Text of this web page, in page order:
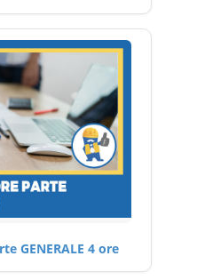
GENERALE 4 ore